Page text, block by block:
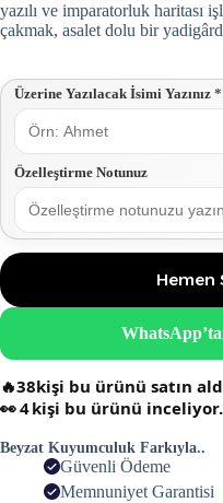
yazılı ve imparatorluk haritası
çakmak, asalet dolu bir
Üzerine Yazılacak İsimi Yazınız *
Özelleştirme Notunuz
Hemen
🔥38kişi bu ürünü satın
👀4kişi bu ürünü inceliyor.
Beyzat Kuyumculuk Farkıyla..
Güvenli Ödeme
Memnuniyet Garantisi